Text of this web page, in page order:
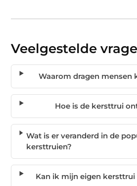
Veelgestelde
Waarom dragen mensen
Hoe is de kersttrui
Wat is er veranderd in de
kersttruien?
Kan ik mijn eigen